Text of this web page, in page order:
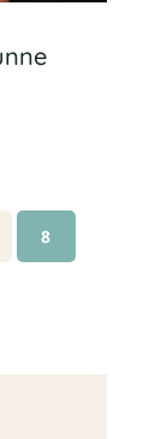
8